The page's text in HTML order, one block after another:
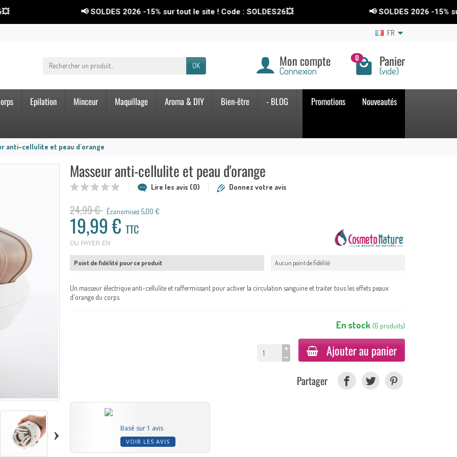
📢 SOLDES 2026-15%sur tout le site ! Code : SOLDES26💥 📢 SOLDES 2026-15%sur tout le
FR
OK Mon compte
Connexion
0 Panier
(vide)
Epilation Minceur Maquillage Aroma & DIY Bien-être - BLOG Promotions Nouveautés
anti-cellulite et peau d'orange
›
Masseur anti-cellulite et peau d'orange
Lire les avis (0) Donnez votre avis
24,99 € Économisez 5,00 €
19,99 €TTC
OU PAYER EN
Point de fidélité pour ce produit Aucun point de fidélité
Un masseur électrique anti-cellulite et raffermissant pour activer la circulation sanguine et traiter tous les effets peaux
d'orange du corps.
En stock (6 produits)
Ajouter au panier
Partager
Basé sur 1 avis
VOIR LES AVIS